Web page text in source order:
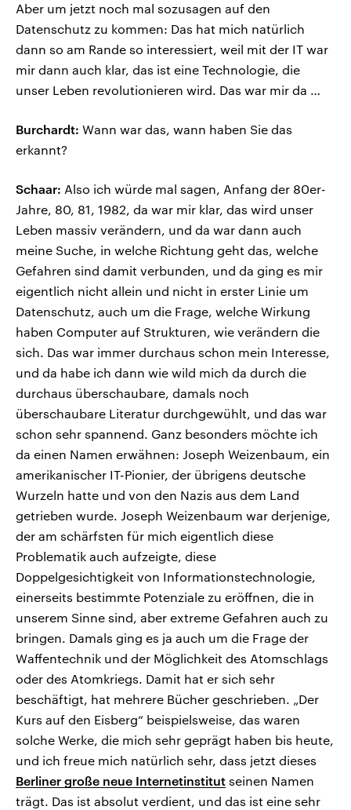
Aber um jetzt noch mal sozusagen auf den
Datenschutz zu kommen: Das hat mich natürlich
dann so am Rande so interessiert, weil mit der IT war
mir dann auch klar, das ist eine Technologie, die
unser Leben revolutionieren wird. Das war mir da …
Burchardt: Wann war das, wann haben Sie das
erkannt?
Schaar: Also ich würde mal sagen, Anfang der 80er-
Jahre, 80, 81, 1982, da war mir klar, das wird unser
Leben massiv verändern, und da war dann auch
meine Suche, in welche Richtung geht das, welche
Gefahren sind damit verbunden, und da ging es mir
eigentlich nicht allein und nicht in erster Linie um
Datenschutz, auch um die Frage, welche Wirkung
haben Computer auf Strukturen, wie verändern die
sich. Das war immer durchaus schon mein Interesse,
und da habe ich dann wie wild mich da durch die
durchaus überschaubare, damals noch
überschaubare Literatur durchgewühlt, und das war
schon sehr spannend. Ganz besonders möchte ich
da einen Namen erwähnen: Joseph Weizenbaum, ein
amerikanischer IT-Pionier, der übrigens deutsche
Wurzeln hatte und von den Nazis aus dem Land
getrieben wurde. Joseph Weizenbaum war derjenige,
der am schärfsten für mich eigentlich diese
Problematik auch aufzeigte, diese
Doppelgesichtigkeit von Informationstechnologie,
einerseits bestimmte Potenziale zu eröffnen, die in
unserem Sinne sind, aber extreme Gefahren auch zu
bringen. Damals ging es ja auch um die Frage der
Waffentechnik und der Möglichkeit des Atomschlags
oder des Atomkriegs. Damit hat er sich sehr
beschäftigt, hat mehrere Bücher geschrieben. „Der
Kurs auf den Eisberg“ beispielsweise, das waren
solche Werke, die mich sehr geprägt haben bis heute,
und ich freue mich natürlich sehr, dass jetzt dieses
Berliner große neue Internetinstitut seinen Namen
trägt. Das ist absolut verdient, und das ist eine sehr